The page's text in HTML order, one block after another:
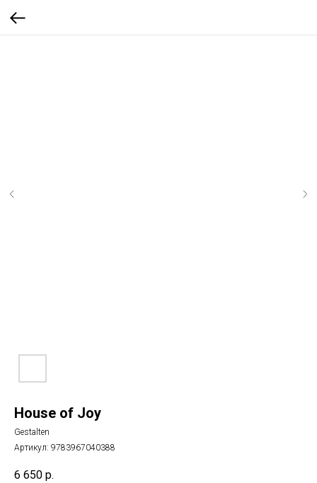
House of Joy
Gestalten
Артикул: 9783967040388
6 650 р.